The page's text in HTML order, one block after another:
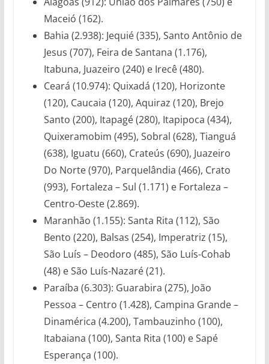
Maceió (162).
Bahia (2.938): Jequié (335), Santo Antônio de
Jesus (707), Feira de Santana (1.176),
Itabuna, Juazeiro (240) e Irecê (480).
Ceará (10.974): Quixadá (120), Horizonte
(120), Caucaia (120), Aquiraz (120), Brejo
Santo (200), Itapagé (280), Itapipoca (434),
Quixeramobim (495), Sobral (628), Tianguá
(638), Iguatu (660), Crateús (690), Juazeiro
Do Norte (970), Parquelândia (466), Crato
(993), Fortaleza – Sul (1.171) e Fortaleza –
Centro-Oeste (2.869).
Maranhão (1.155): Santa Rita (112), São
Bento (220), Balsas (254), Imperatriz (15),
São Luís – Deodoro (485), São Luís-Cohab
(48) e São Luís-Nazaré (21).
Paraíba (6.303): Guarabira (275), João
Pessoa – Centro (1.428), Campina Grande –
Dinamérica (4.200), Tambauzinho (100),
Itabaiana (100), Santa Rita (100) e Sapé
Esperança (100).